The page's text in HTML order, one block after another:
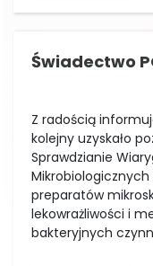
Świadectwo
Z radością
kolejny uzyskało
Sprawdzianie
Mikrobiologicznych
preparatów
lekowrażliwości i
bakteryjnych